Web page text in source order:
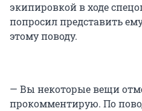
экипировкой в ходе
попросил представить
этому поводу.
— Вы некоторые вещи
прокомментирую. По